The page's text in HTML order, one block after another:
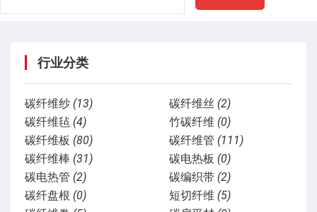
行业分类
碳纤维纱 (13) 碳纤维丝 (2)
碳纤维毡 (4) 竹碳纤维 (0)
碳纤维板 (80) 碳纤维管 (111)
碳纤维棒 (31) 碳电热板 (0)
碳电热管 (2) 碳编织带 (2)
碳纤盘根 (0) 短切纤维 (5)